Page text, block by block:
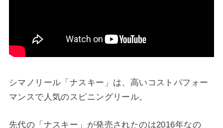
シマノリール「ナスキー」は、高いコストパフォー
マンスで人気のスピニングリール。
先代の「ナスキー」が発売されたのは2016年なの